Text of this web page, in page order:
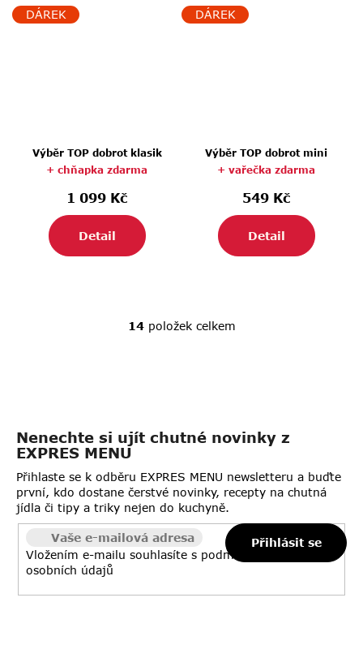
DÁREK
Výběr TOP dobrot klasik
+ chňapka zdarma
1 099 Kč
Detail
DÁREK
Výběr TOP dobrot mini
+ vařečka zdarma
549 Kč
Detail
O
c
p
r
v
k
y
v
p
14položek celkem
Nenechte si ujít chutné novinky z
EXPRES MENU
Přihlaste se k odběru EXPRES MENU newsletteru a buďte
první, kdo dostane čerstvé novinky, recepty na chutná
jídla či tipy a triky nejen do kuchyně.
Vložením e-mailu souhlasíte s podmínkami ochrany
osobních údajů
Přihlásit se